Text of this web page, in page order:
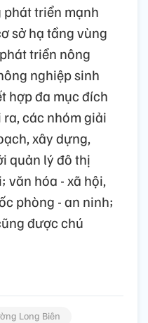
triển mạnh
sở hạ tầng vùng
triển nông
nghiệp sinh
hợp đa mục đích
ra, các nhóm giải
xây dựng,
quản lý đô thị
văn hóa - xã hội,
phòng - an ninh;
được chú
Long Biên